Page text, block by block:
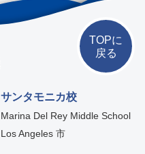
TOPに
戻る
サンタモニカ校
Marina Del Rey Middle School
Los Angeles 市